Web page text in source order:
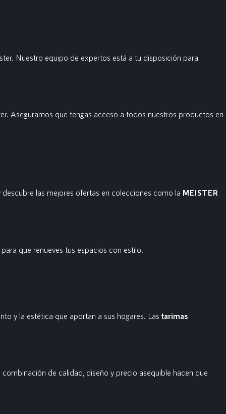
Nuestro equipo de expertos está a tu disposición para
Aseguramos que tengas acceso a todos nuestros productos en
descubre las mejores ofertas en colecciones como la MEISTER
que renueves tus espacios con estilo.
y la estética que aportan a sus hogares. Las tarimas
de calidad, diseño y precio asequible hacen que